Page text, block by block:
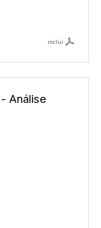
inclui
Análise